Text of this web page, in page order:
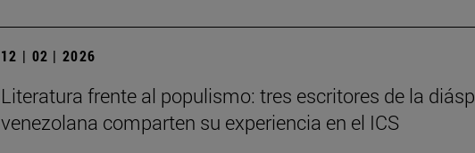
12 | 02 | 2026
Literatura frente al populismo: tres escritores de la
venezolana comparten su experiencia en el ICS